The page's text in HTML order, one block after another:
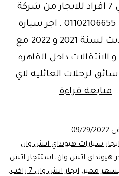
العائليه التي تكفي حتي 7 افراد للايجار من شركة
رينت باص في القاهره 01102106655 . اجر سياره
اتش وان الموديل الحديث لسنة 2021 و 2022 مع
الانتقالات داخل القاهره .
لرحلات العائليه لاي
متابعة قراءة
في
القاهرة
09/29/2022
ايجار سيارات هيونداي اتش وان
هيونداي اتش وان،استئجار اتش
مميز، ايجار اتش وان 7 راكب
،